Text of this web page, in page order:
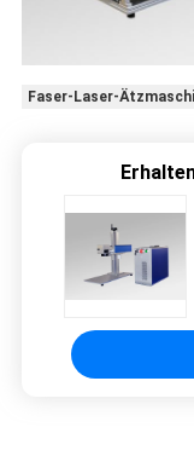
Faser-Laser-